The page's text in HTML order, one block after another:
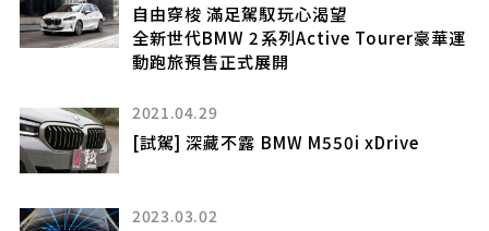
自由穿梭 滿足駕馭玩心渴望
全新世代BMW 2系列Active Tourer豪華運
動跑旅預售正式展開
2021.04.29
[試駕] 深藏不露 BMW M550i xDrive
2023.03.02